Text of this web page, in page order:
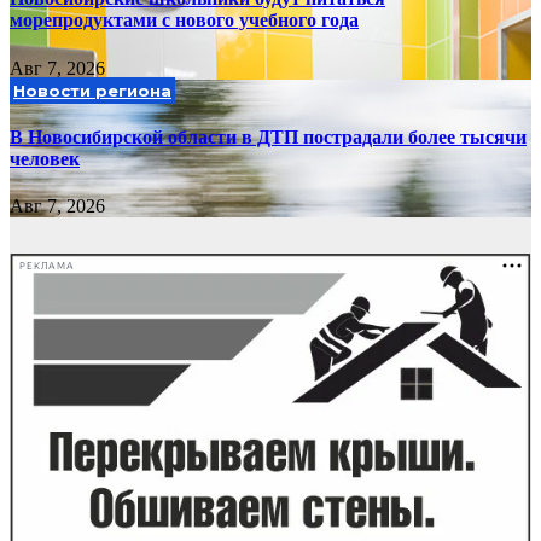
морепродуктами с нового учебного года
Авг 7, 2026
Новости региона
В Новосибирской области в ДТП пострадали более тысячи
человек
Авг 7, 2026
РЕКЛАМА